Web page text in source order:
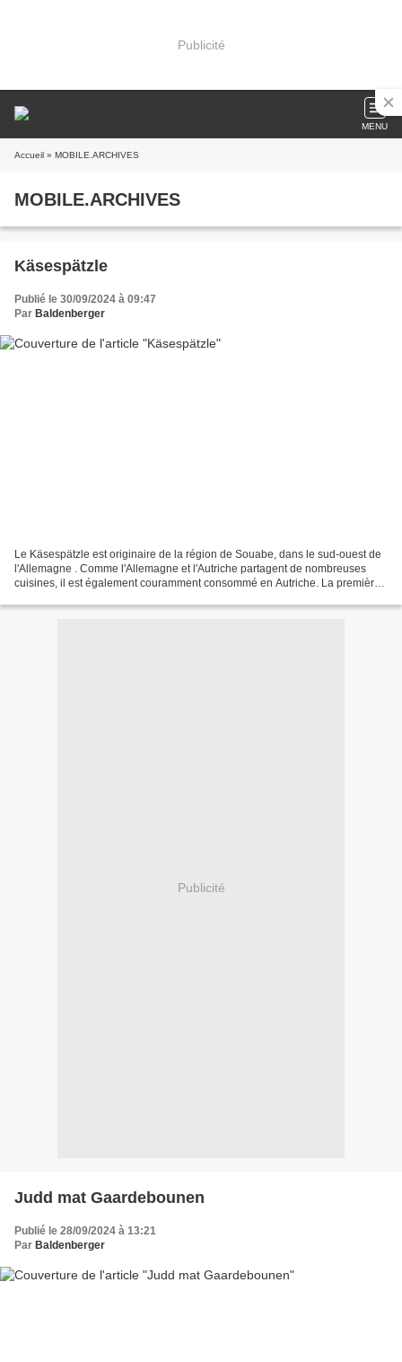
Publicité
MENU
Accueil » MOBILE.ARCHIVES
MOBILE.ARCHIVES
Käsespätzle
Publié le 30/09/2024 à 09:47
Par Baldenberger
Le Käsespätzle est originaire de la région de Souabe, dans le sud-ouest de
l'Allemagne . Comme l'Allemagne et l'Autriche partagent de nombreuses
cuisines, il est également couramment consommé en Autriche. La première
Publicité
Judd mat Gaardebounen
Publié le 28/09/2024 à 13:21
Par Baldenberger